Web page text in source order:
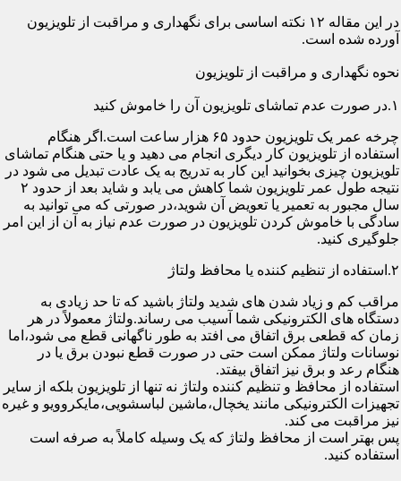
در این مقاله ۱۲ نکته اساسی برای نگهداری و مراقبت از تلویزیون
آورده شده است.
نحوه نگهداری و مراقبت از تلویزیون
۱.در صورت عدم تماشای تلویزیون آن را خاموش کنید
چرخه عمر یک تلویزیون حدود ۶۵ هزار ساعت است.اگر هنگام
استفاده از تلویزیون کار دیگری انجام می دهید و یا حتی هنگام تماشای
تلویزیون چیزی بخوانید این کار به تدریج به یک عادت تبدیل می شود در
نتیجه طول عمر تلویزیون شما کاهش می یابد و شاید بعد از حدود ۲
سال مجبور به تعمیر یا تعویض آن شوید،در صورتی که می توانید به
سادگی با خاموش کردن تلویزیون در صورت عدم نیاز به آن از این امر
جلوگیری کنید.
۲.استفاده از تنظیم کننده یا محافظ ولتاژ
مراقب کم و زیاد شدن های شدید ولتاژ باشید که تا حد زیادی به
دستگاه های الکترونیکی شما آسیب می رساند.ولتاژ معمولاً در هر
زمان که قطعی برق اتفاق می افتد به طور ناگهانی قطع می شود،اما
نوسانات ولتاژ ممکن است حتی در صورت قطع نبودن برق یا در
هنگام رعد و برق نیز اتفاق بیفتد.
استفاده از محافظ و تنظیم کننده ولتاژ نه تنها از تلویزیون بلکه از سایر
تجهیزات الکترونیکی مانند یخچال،ماشین لباسشویی،مایکروویو و غیره
نیز مراقبت می کند.
پس بهتر است از محافظ ولتاژ که یک وسیله کاملاً به صرفه است
استفاده کنید.